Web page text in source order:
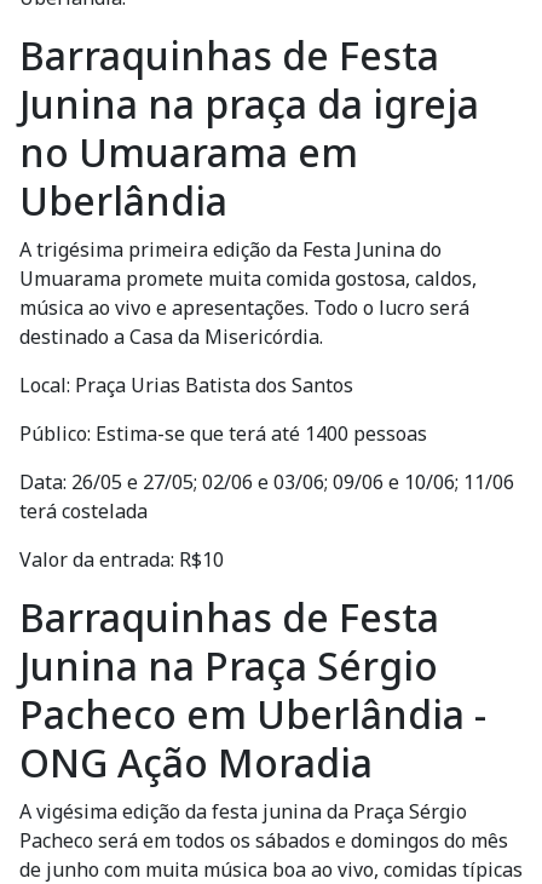
Barraquinhas de Festa
Junina na praça da igreja
no Umuarama em
Uberlândia
A trigésima primeira edição da Festa Junina do
Umuarama promete muita comida gostosa, caldos,
música ao vivo e apresentações. Todo o lucro será
destinado a Casa da Misericórdia.
Local: Praça Urias Batista dos Santos
Público: Estima-se que terá até 1400 pessoas
Data: 26/05 e 27/05; 02/06 e 03/06; 09/06 e 10/06; 11/06
terá costelada
Valor da entrada: R$10
Barraquinhas de Festa
Junina na Praça Sérgio
Pacheco em Uberlândia -
ONG Ação Moradia
A vigésima edição da festa junina da Praça Sérgio
Pacheco será em todos os sábados e domingos do mês
de junho com muita música boa ao vivo, comidas típicas